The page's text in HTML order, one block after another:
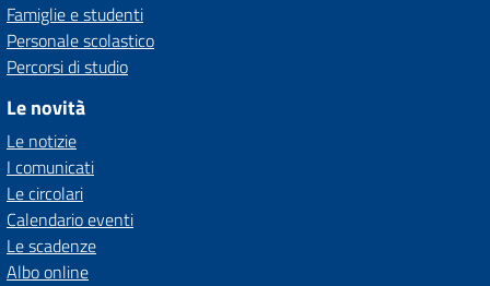
Famiglie e studenti
Personale scolastico
Percorsi di studio
Le novità
Le notizie
I comunicati
Le circolari
Calendario eventi
Le scadenze
Albo online